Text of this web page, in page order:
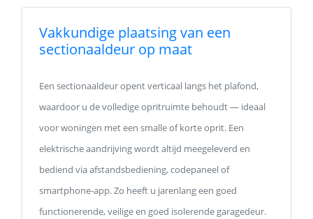
Vakkundige plaatsing van een
sectionaaldeur op maat
Een sectionaaldeur opent verticaal langs het plafond,
waardoor u de volledige opritruimte behoudt — ideaal
voor woningen met een smalle of korte oprit. Een
elektrische aandrijving wordt altijd meegeleverd en
bediend via afstandsbediening, codepaneel of
smartphone-app. Zo heeft u jarenlang een goed
functionerende, veilige en goed isolerende garagedeur.